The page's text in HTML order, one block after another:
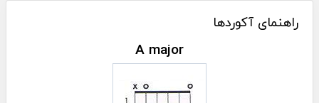
راهنمای آکوردها
A major